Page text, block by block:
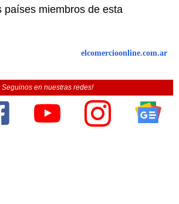
países miembros de esta
elcomercioonline.com.ar
Seguinos en nuestras redes!